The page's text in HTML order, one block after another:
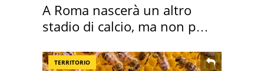
A Roma nascerà un altro
stadio di calcio, ma non per
TERRITORIO